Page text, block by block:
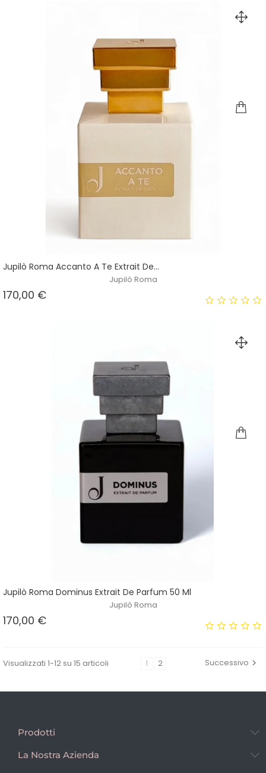
Jupilò Roma Accanto A Te Extrait De...
Jupilò Roma
170,00 €Prezzo
Jupilò Roma Dominus Extrait De Parfum 50 Ml
Jupilò Roma
170,00 €Prezzo
Visualizzati 1-12 su 15 articoli 1 2 Successivo 
Prodotti
La Nostra Azienda